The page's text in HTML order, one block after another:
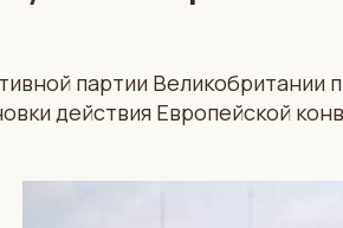
партии
действия Европейской